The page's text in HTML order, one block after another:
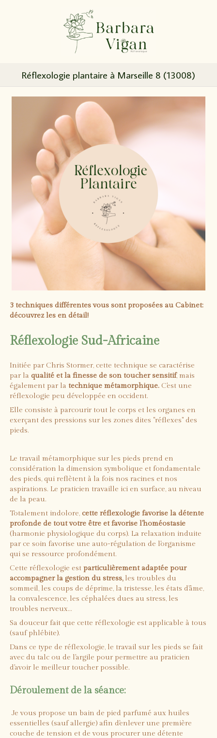
Réflexologie plantaire à Marseille 8 (13008)
3 techniques différentes vous sont proposées au Cabinet:
découvrez les en détail!
Réflexologie Sud-Africaine
Initiée par Chris Stormer, cette technique se caractérise
par la qualité et la finesse de son toucher sensitif, mais
également par la technique métamorphique. C'est une
réflexologie peu développée en occident.
Elle consiste à parcourir tout le corps et les organes en
exerçant des pressions sur les zones dites "réflexes" des
pieds.
Le travail métamorphique sur les pieds prend en
considération la dimension symbolique et fondamentale
des pieds, qui reflètent à la fois nos racines et nos
aspirations. Le praticien travaille ici en surface, au niveau
de la peau.
Totalement indolore, cette réflexologie favorise la détente
profonde de tout votre être et favorise l'homéostasie
(harmonie physiologique du corps). La relaxation induite
par ce soin favorise une auto-régulation de l'organisme
qui se ressource profondément.
Cette réflexologie est particulièrement adaptée pour
accompagner la gestion du stress,les troubles du
sommeil, les coups de déprime, la tristesse, les états d'âme,
la convalescence, les céphalées dues au stress, les
troubles nerveux...
Sa douceur fait que cette réflexologie est applicable à tous
(sauf phlébite).
Dans ce type de réflexologie, le travail sur les pieds se fait
avec du talc ou de l'argile pour permettre au praticien
d'avoir le meilleur toucher possible.
Déroulement de la séance:
Je vous propose un bain de pied parfumé aux huiles
essentielles (sauf allergie) afin d'enlever une première
couche de tension et de vous procurer une détente